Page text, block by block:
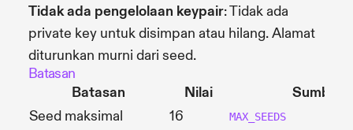
Tidak ada pengelolaan keypair: Tidak ada
private key untuk disimpan atau hilang. Alamat
diturunkan murni dari seed.
Batasan
Batasan
Nilai
Sumber
Seed maksimal
16 MAX_SEEDS